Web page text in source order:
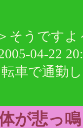
そうです
04-22
車で通勤
が悲っ